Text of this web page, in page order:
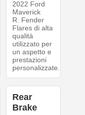
2022 Ford
Maverick
R. Fender
Flares di alta
qualità
utilizzato per
un aspetto e
prestazioni
personalizzate.
Rear
Brake